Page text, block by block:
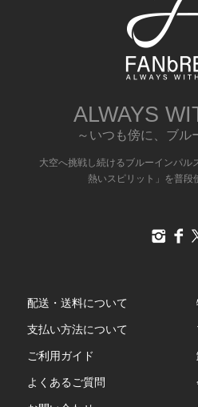
ALWAYS
～いつも傍に、ブル
大空へ挑戦し続けるブルーインパル
熱いスピリット」を普段
配送・送料について
支払い方法について
ご利用ガイド
よくあるご質問